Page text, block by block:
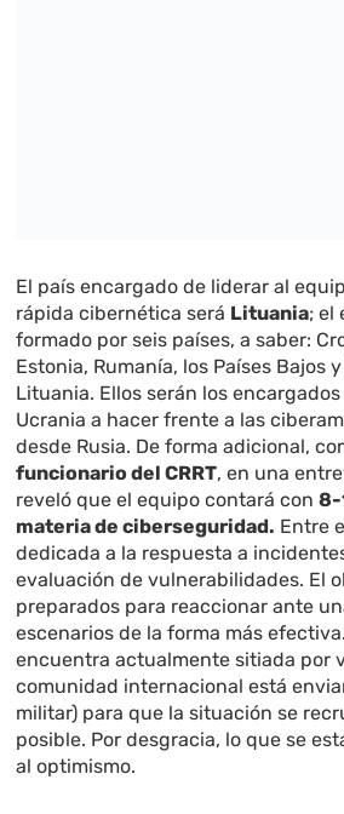
El país encargado de liderar al
rápida cibernética será Lituania; el
formado por seis países, a saber:
Estonia, Rumanía, los Países Bajos
Lituania. Ellos serán los
Ucrania a hacer frente a las
desde Rusia. De forma adicional,
funcionario del CRRT, en una
reveló que el equipo contará con8-
materia de ciberseguridad. Entre
dedicada a la respuesta a
evaluación de vulnerabilidades. El
preparados para reaccionar ante
escenarios de la forma más efectiva.
encuentra actualmente sitiada por
comunidad internacional está
militar) para que la situación se
posible. Por desgracia, lo que se
al optimismo.